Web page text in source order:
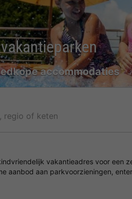
accommodaties
vakantieadres voor een
aanbod aan parkvoorzieningen,